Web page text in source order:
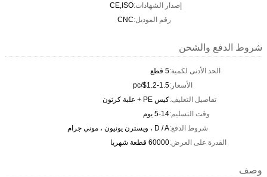
إصدار الشهادات:CE,ISO
رقم الموديل:CNC
شروط الدفع والشحن
الحد الأدنى لكمية:5 قطع
الأسعار:$1.2-1.5/pc
تفاصيل التغليف:كيس PE + علبة كرتون
وقت التسليم:5-14 يوم
شروط الدفع:D / A ، ويسترن يونيون ، موني جرام
القدرة على العرض:60000 قطعة شهريا
وصف